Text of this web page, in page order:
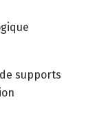
supports